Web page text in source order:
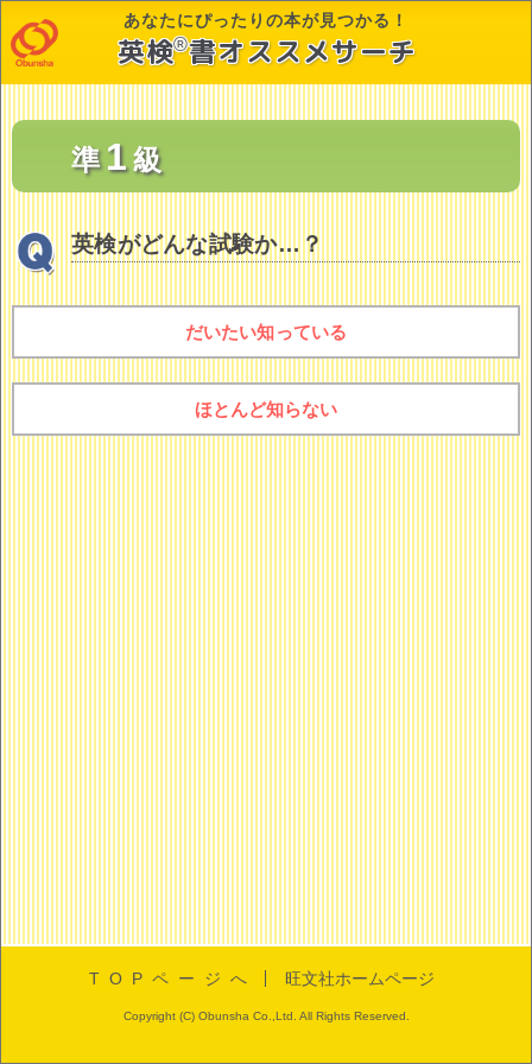
あなたにぴったりの本が見つかる！
英検®書オススメサーチ
準1級
英検がどんな試験か…？
だいたい知っている
ほとんど知らない
TOPページへ 旺文社ホームページ
Copyright (C) Obunsha Co.,Ltd. All Rights Reserved.